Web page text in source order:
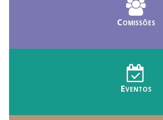
Comissões
Eventos